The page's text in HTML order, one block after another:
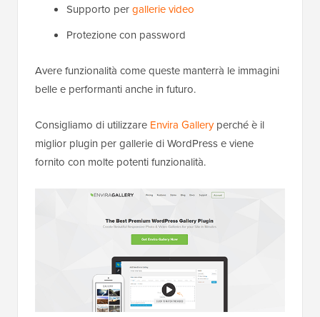
Supporto pergallerie video
Protezione con password
Avere funzionalità come queste manterrà le immagini
belle e performanti anche in futuro.
Consigliamo di utilizzare Envira Galleryperché è il
miglior plugin per gallerie di WordPress e viene
fornito con molte potenti funzionalità.